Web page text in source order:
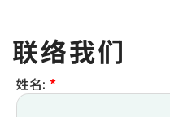
联络我们
姓名: *